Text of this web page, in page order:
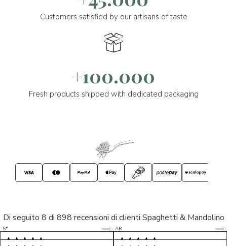
Customers satisfied by our artisans of taste
+100.000
Fresh products shipped with dedicated packaging
Di seguito 8 di 898 recensioni di clienti Spaghetti & Mandolino
S* 5/5
LP 5/5
AR 5/5
D* 5/5